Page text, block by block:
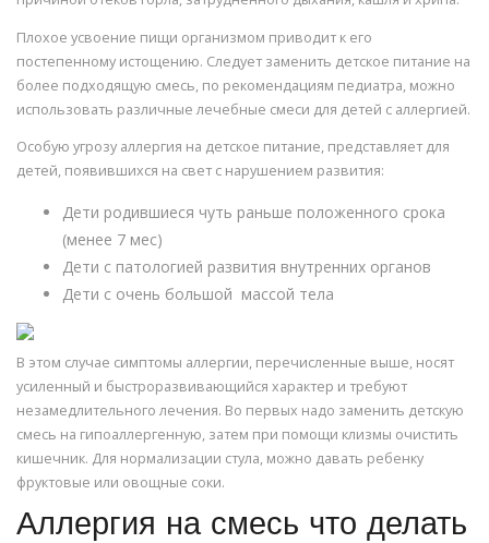
Плохое усвоение пищи организмом приводит к его
постепенному истощению. Следует заменить детское питание на
более подходящую смесь, по рекомендациям педиатра, можно
использовать различные лечебные смеси для детей с аллергией.
Особую угрозу аллергия на детское питание, представляет для
детей, появившихся на свет с нарушением развития:
Дети родившиеся чуть раньше положенного срока
(менее 7 мес)
Дети с патологией развития внутренних органов
Дети с очень большой массой тела
В этом случае симптомы аллергии, перечисленные выше, носят
усиленный и быстроразвивающийся характер и требуют
незамедлительного лечения. Во первых надо заменить детскую
смесь на гипоаллергенную, затем при помощи клизмы очистить
кишечник. Для нормализации стула, можно давать ребенку
фруктовые или овощные соки.
Аллергия на смесь что делать